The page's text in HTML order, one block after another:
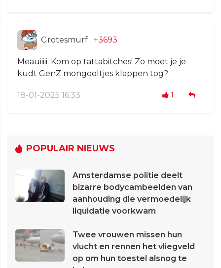
Grotesmurf +3693
Meauiiiii. Kom op tattabitches! Zo moet je je
kudt GenZ mongooltjes klappen tog?
18-01-2025 16:33 1
POPULAIR NIEUWS
Amsterdamse politie deelt
bizarre bodycambeelden van
aanhouding die vermoedelijk
liquidatie voorkwam
Twee vrouwen missen hun
vlucht en rennen het vliegveld
op om hun toestel alsnog te